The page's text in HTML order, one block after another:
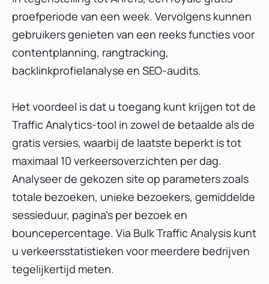
proefperiode van een week. Vervolgens kunnen
gebruikers genieten van een reeks functies voor
contentplanning, rangtracking,
backlinkprofielanalyse en SEO-audits.
Het voordeel is dat u toegang kunt krijgen tot de
Traffic Analytics-tool in zowel de betaalde als de
gratis versies, waarbij de laatste beperkt is tot
maximaal 10 verkeersoverzichten per dag.
Analyseer de gekozen site op parameters zoals
totale bezoeken, unieke bezoekers, gemiddelde
sessieduur, pagina's per bezoek en
bouncepercentage. Via Bulk Traffic Analysis kunt
u verkeersstatistieken voor meerdere bedrijven
tegelijkertijd meten.